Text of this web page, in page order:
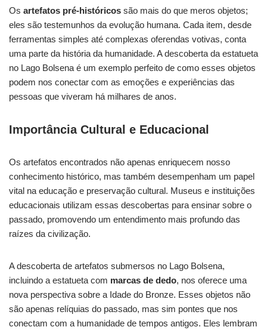
Os artefatos pré-históricos são mais do que meros objetos;
eles são testemunhos da evolução humana. Cada item, desde
ferramentas simples até complexas oferendas votivas, conta
uma parte da história da humanidade. A descoberta da estatueta
no Lago Bolsena é um exemplo perfeito de como esses objetos
podem nos conectar com as emoções e experiências das
pessoas que viveram há milhares de anos.
Importância Cultural e Educacional
Os artefatos encontrados não apenas enriquecem nosso
conhecimento histórico, mas também desempenham um papel
vital na educação e preservação cultural. Museus e instituições
educacionais utilizam essas descobertas para ensinar sobre o
passado, promovendo um entendimento mais profundo das
raízes da civilização.
A descoberta de artefatos submersos no Lago Bolsena,
incluindo a estatueta com marcas de dedo, nos oferece uma
nova perspectiva sobre a Idade do Bronze. Esses objetos não
são apenas relíquias do passado, mas sim pontes que nos
conectam com a humanidade de tempos antigos. Eles lembram